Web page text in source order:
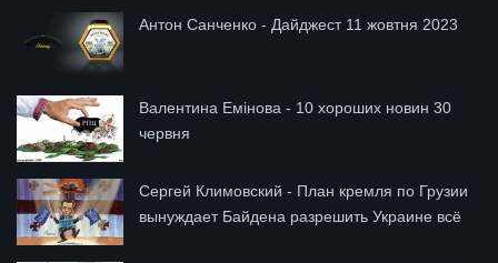
Антон Санченко - Дайджест 11 жовтня 2023
Валентина Емінова - 10 хороших новин 30
червня
Сергей Климовский - План кремля по Грузии
вынуждает Байдена разрешить Украине всё